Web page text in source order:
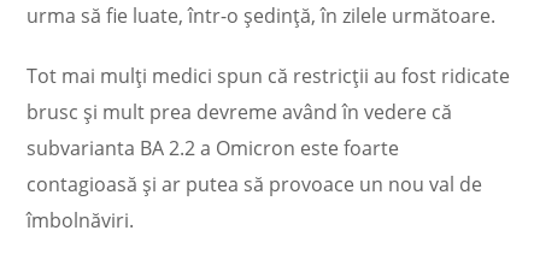
urma să fie luate, într-o şedinţă, în zilele următoare.
Tot mai mulți medici spun că restricții au fost ridicate
brusc și mult prea devreme având în vedere că
subvarianta BA 2.2 a Omicron este foarte
contagioasă și ar putea să provoace un nou val de
îmbolnăviri.